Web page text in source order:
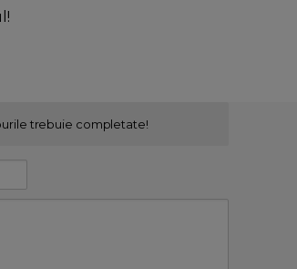
trebuie completate!